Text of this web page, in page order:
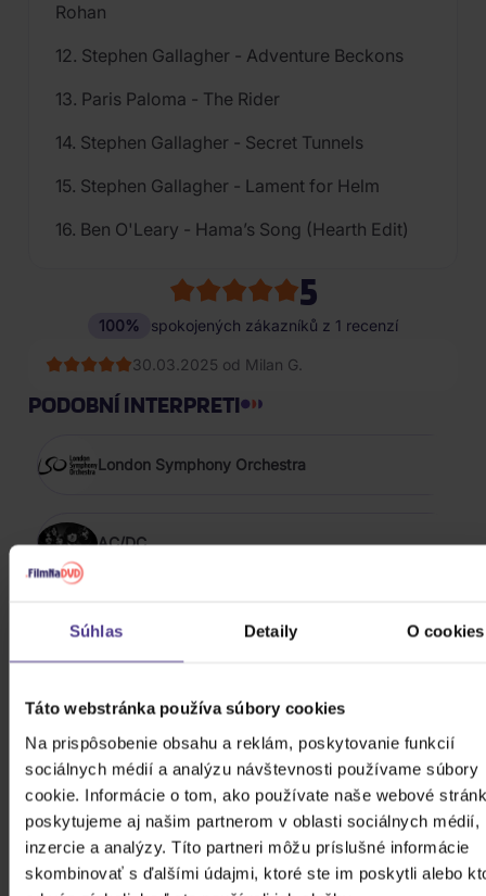
Súhlas Detaily O cookies
Táto webstránka používa súbory cookies
Na prispôsobenie obsahu a reklám, poskytovanie funkcií
sociálnych médií a analýzu návštevnosti používame súbory
cookie. Informácie o tom, ako používate naše webové
poskytujeme aj našim partnerom v oblasti sociálnych médií,
inzercie a analýzy. Títo partneri môžu príslušné informácie
skombinovať s ďalšími údajmi, ktoré ste im poskytli alebo
Rohan
12. Stephen Gallagher - Adventure Beckons
13. Paris Paloma - The Rider
14. Stephen Gallagher - Secret Tunnels
15. Stephen Gallagher - Lament for Helm
16. Ben O'Leary - Hama’s Song (Hearth Edit)
5
100% spokojených zákazníků z 1 recenzí
30.03.2025 od Milan G.
PODOBNÍ INTERPRETI
London Symphony Orchestra
AC/DC
AIR
Alan Silvestri
Laurie Anderson